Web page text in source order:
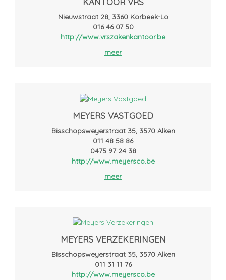
Nieuwstraat 28, 3360 Korbeek-Lo
016 46 07 50
http://www.vrszakenkantoor.be
meer
MEYERS VASTGOED
Bisschopsweyerstraat 35, 3570 Alken
011 48 58 86
0475 97 24 38
http://www.meyersco.be
meer
MEYERS VERZEKERINGEN
Bisschopsweyerstraat 35, 3570 Alken
011 31 11 76
http://www.meyersco.be